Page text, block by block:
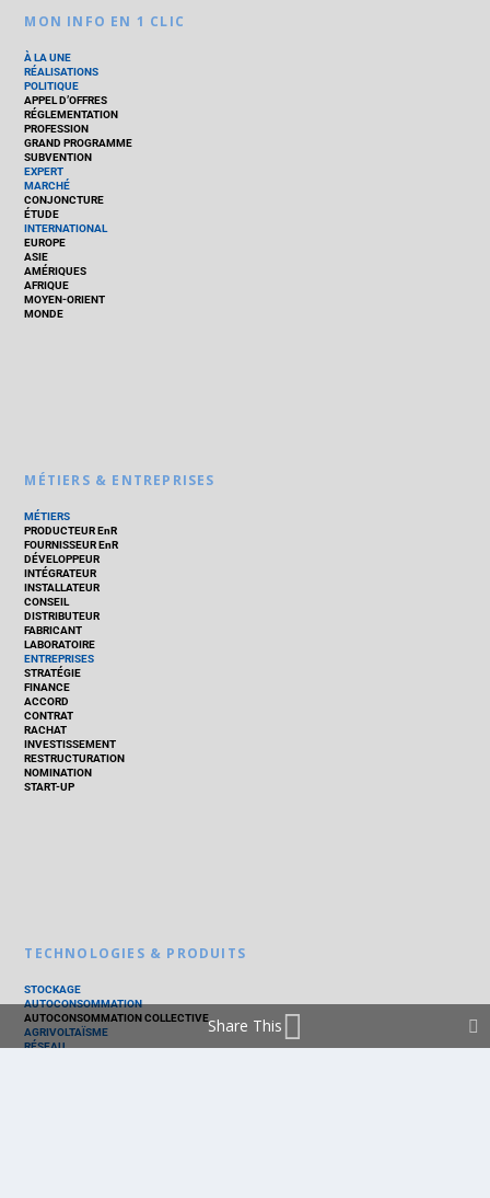
MON INFO EN 1 CLIC
À LA UNE
RÉALISATIONS
POLITIQUE
APPEL D’OFFRES
RÉGLEMENTATION
PROFESSION
GRAND PROGRAMME
SUBVENTION
EXPERT
MARCHÉ
CONJONCTURE
ÉTUDE
INTERNATIONAL
EUROPE
ASIE
AMÉRIQUES
AFRIQUE
MOYEN-ORIENT
MONDE
MÉTIERS & ENTREPRISES
MÉTIERS
PRODUCTEUR EnR
FOURNISSEUR EnR
DÉVELOPPEUR
INTÉGRATEUR
INSTALLATEUR
CONSEIL
DISTRIBUTEUR
FABRICANT
LABORATOIRE
ENTREPRISES
STRATÉGIE
FINANCE
ACCORD
CONTRAT
RACHAT
INVESTISSEMENT
RESTRUCTURATION
NOMINATION
START-UP
TECHNOLOGIES & PRODUITS
STOCKAGE
AUTOCONSOMMATION
AUTOCONSOMMATION COLLECTIVE
AGRIVOLTAÏSME
RÉSEAU
Share This